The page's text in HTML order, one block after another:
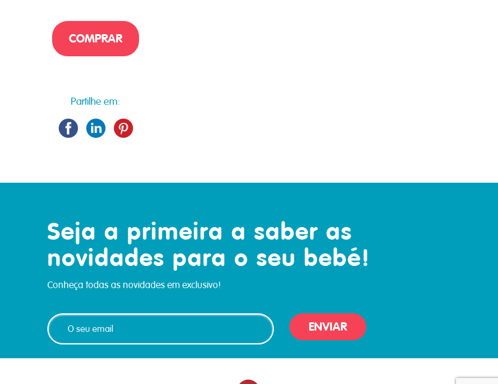
COMPRAR
Partilhe em:
Seja a primeira a saber as
novidades para o seu bebé!
Conheça todas as novidades em exclusivo!
ENVIAR